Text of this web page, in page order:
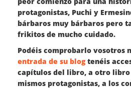
protagonistas, Puchi y
bárbaros muy bárbaros pero
frikitos de mucho cuidado.
Podéis comprobarlo vosotros
entrada de su blogtenéis
capítulos del libro, a otro
mismos protagonistas, a los